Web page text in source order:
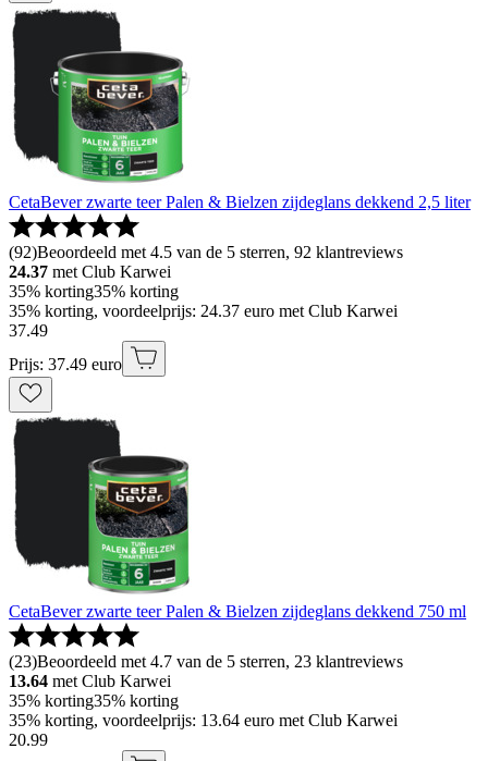
CetaBever zwarte teer Palen & Bielzen zijdeglans dekkend 2,5 liter
(92)Beoordeeld met 4.5 van de 5 sterren, 92 klantreviews
24.37 met Club Karwei
35% korting35% korting
35% korting, voordeelprijs: 24.37 euro met Club Karwei
37.49
Prijs: 37.49 euro
CetaBever zwarte teer Palen & Bielzen zijdeglans dekkend 750 ml
(23)Beoordeeld met 4.7 van de 5 sterren, 23 klantreviews
13.64 met Club Karwei
35% korting35% korting
35% korting, voordeelprijs: 13.64 euro met Club Karwei
20.99